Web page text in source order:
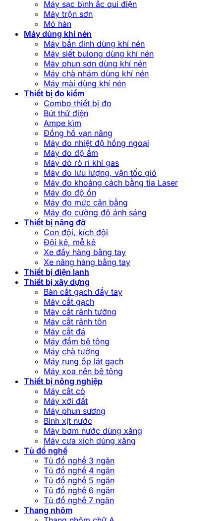
Máy sạc bình ắc qui điện
Máy trộn sơn
Mỏ hàn
Máy dùng khí nén
Máy bắn đinh dùng khí nén
Máy siết bulong dùng khí nén
Máy phun sơn dùng khí nén
Máy chà nhám dùng khí nén
Máy mài dùng khí nén
Thiết bị đo kiểm
Combo thiết bị đo
Bút thử điện
Ampe kìm
Đồng hồ vạn năng
Máy đo nhiệt độ hồng ngoại
Máy đo độ ẩm
Máy dò rò rỉ khí gas
Máy đo lưu lượng, vận tốc gió
Máy đo khoảng cách bằng tia Laser
Máy đo độ ồn
Máy đo mức cân bằng
Máy đo cường độ ánh sáng
Thiết bị nâng đỡ
Con đội, kích đội
Đội kê, mễ kê
Xe đẩy hàng bằng tay
Xe nâng hàng bằng tay
Thiết bị điện lạnh
Thiết bị xây dựng
Bàn cắt gạch đẩy tay
Máy cắt gạch
Máy cắt rãnh tường
Máy cắt rãnh tôn
Máy cắt đá
Máy đầm bê tông
Máy chà tường
Máy rung ốp lát gạch
Máy xoa nền bê tông
Thiết bị nông nghiệp
Máy cắt cỏ
Máy xới đất
Máy phun sương
Bình xịt nước
Máy bơm nước dùng xăng
Máy cưa xích dùng xăng
Tủ đồ nghề
Tủ đồ nghề 3 ngăn
Tủ đồ nghề 4 ngăn
Tủ đồ nghề 5 ngăn
Tủ đồ nghề 6 ngăn
Tủ đồ nghề 7 ngăn
Thang nhôm